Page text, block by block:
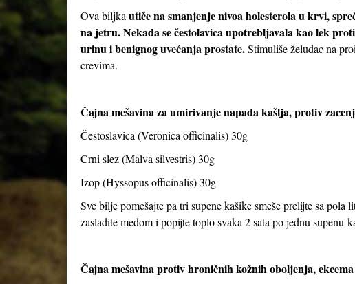
Ova biljka utiče na smanjenje nivoa holesterola u krvi,
na jetru. Nekada se čestolavica upotrebljavala kao lek
urinu i benignog uvećanja prostate.Stimuliše želudac na
crevima.
Čajna mešavina za umirivanje napada kašlja, protiv
Čestoslavica (Veronica officinalis) 30g
Crni slez (Malva silvestris) 30g
Izop (Hyssopus officinalis) 30g
Sve bilje pomešajte pa tri supene kašike smeše prelijte sa
zasladite medom i popijte toplo svaka 2 sata po jednu supenu
Čajna mešavina protiv hroničnih kožnih oboljenja,